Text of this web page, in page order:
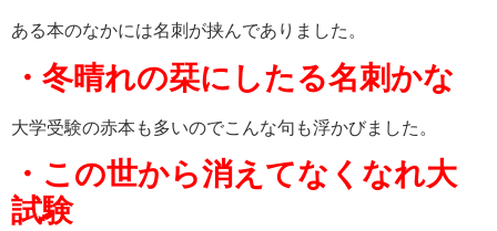
ある本のなかには名刺が挟んでありました。
・冬晴れの栞にしたる名刺かな
大学受験の赤本も多いのでこんな句も浮かびました。
・この世から消えてなくなれ大
試験